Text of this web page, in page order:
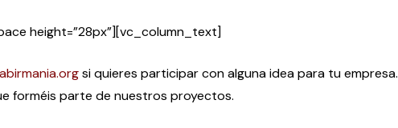
height=”28px”][vc_column_text]
si quieres participar con alguna idea para tu empresa.
forméis parte de nuestros proyectos.